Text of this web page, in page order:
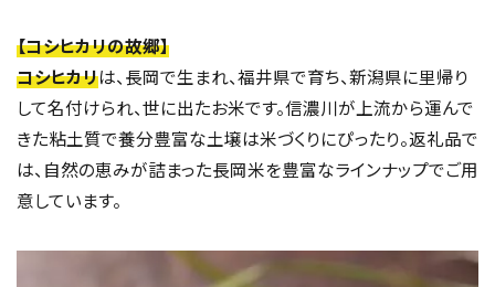
【コシヒカリの故郷】
コシヒカリは、長岡で生まれ、福井県で育ち、新潟県に里帰り
して名付けられ、世に出たお米です。信濃川が上流から運んで
きた粘土質で養分豊富な土壌は米づくりにぴったり。返礼品で
は、自然の恵みが詰まった長岡米を豊富なラインナップでご用
意しています。